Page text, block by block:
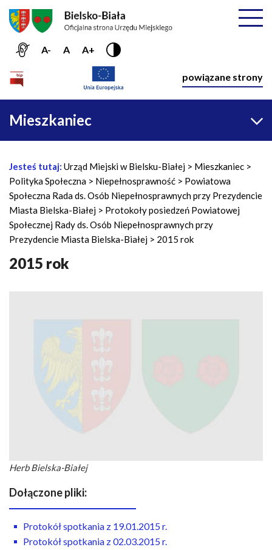
Przejdź do menu głównego
Przejdź do treści
Mapa serwisu
A- A A+
powiązane strony
Główna
nawigacja
Mieszkaniec
Ś
c
i
e
ż
k
a
Jesteś tutaj: Urząd Miejski w Bielsku-Białej
Mieszkaniec
Polityka Społeczna
Niepełnosprawność
Powiatowa
Społeczna Rada ds. Osób Niepełnosprawnych przy Prezydencie
Miasta Bielska-Białej
Protokoły posiedzeń Powiatowej
Społecznej Rady ds. Osób Niepełnosprawnych przy
Prezydencie Miasta Bielska-Białej
2015 rok
2015 rok
Herb Bielska-Białej
Dołączone pliki:
Protokół spotkania z 19.01.2015 r.
Protokół spotkania z 02.03.2015 r.